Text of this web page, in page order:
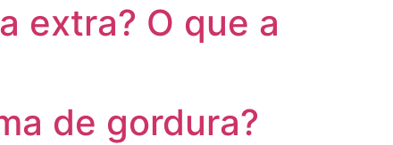
extra? O que a
de gordura?